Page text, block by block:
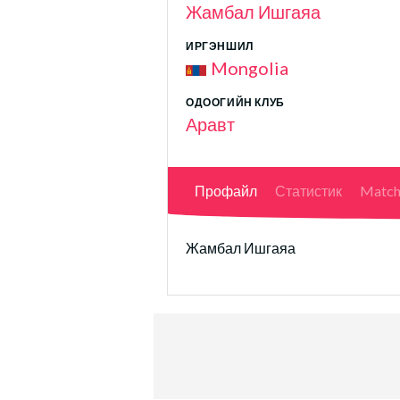
Жамбал Ишгаяа
ИРГЭНШИЛ
Mongolia
ОДООГИЙН КЛУБ
Аравт
Профайл Статистик
Жамбал Ишгаяа